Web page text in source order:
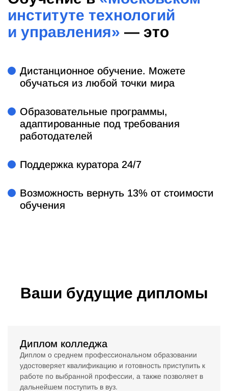
институте технологий
и управления» — это
Дистанционное обучение. Можете
обучаться из любой точки мира
Образовательные программы,
адаптированные под требования
работодателей
Поддержка куратора 24/7
Возможность вернуть 13% от стоимости
обучения
Ваши будущие дипломы
Диплом колледжа
Диплом о среднем профессиональном образовании
удостоверяет квалификацию и готовность приступить к
работе по выбранной профессии, а также позволяет в
дальнейшем поступить в вуз.